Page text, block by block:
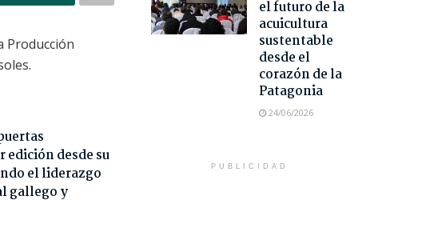
Producción
desde su
el liderazgo
gallego y
el futuro de la
acuicultura
sustentable
desde el
corazón de la
Patagonia
24/06/2026
PUBLICIDAD